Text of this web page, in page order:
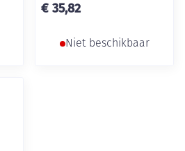
€ 35,82
Niet beschikbaar